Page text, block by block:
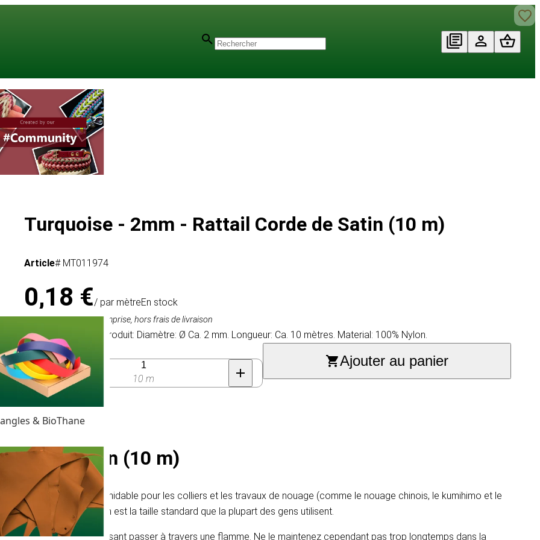
& BioThane
Turquoise - 2mm - Rattail Corde de Satin (10 m)
Article# MT011974
0,18 €/ par mètreEn stock
1,75 €(10 m),TVA comprise, hors frais de livraison
Caractéristique du produit: Diamètre: Ø Ca. 2 mm. Longueur: Ca. 10 mètres. Material: 100% Nylon.
Quantité
10 m
Ajouter au panier
de Satin (10 m)
lustrée. Il est donc formidable pour les colliers et les travaux de nouage (comme le nouage chinois, le kumihimo et le
satin de 2 mm en Nylon est la taille standard que la plupart des gens utilisent.
l'extrémité en le faisant passer à travers une flamme. Ne le maintenez cependant pas trop longtemps dans la